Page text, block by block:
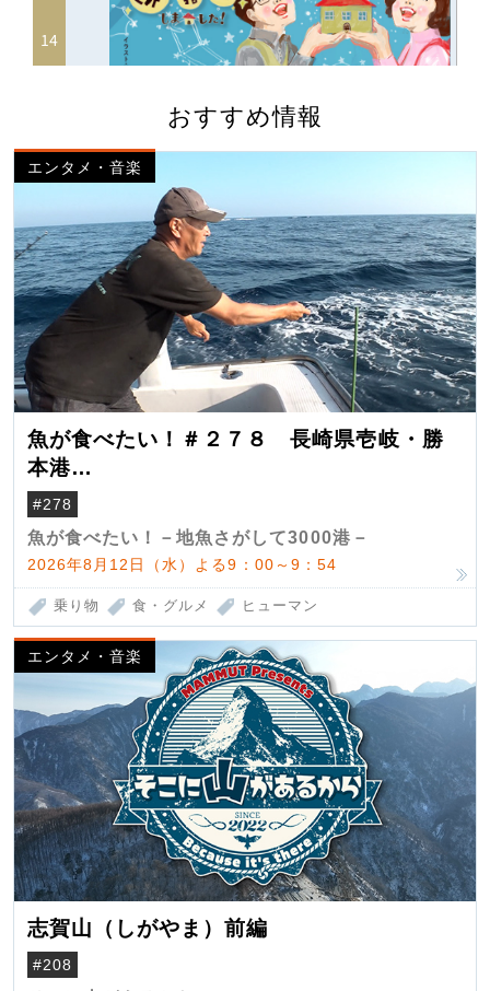
おすすめ情報
エンタメ・音楽
魚が食べたい！＃２７８ 長崎県壱岐・勝
本港
（クロマグロ）
#278
魚が食べたい！－地魚さがして3000港－
2026年8月12日（水）よる9：00～9：54
乗り物 食・グルメ ヒューマン
エンタメ・音楽
志賀山（しがやま）前編
#208